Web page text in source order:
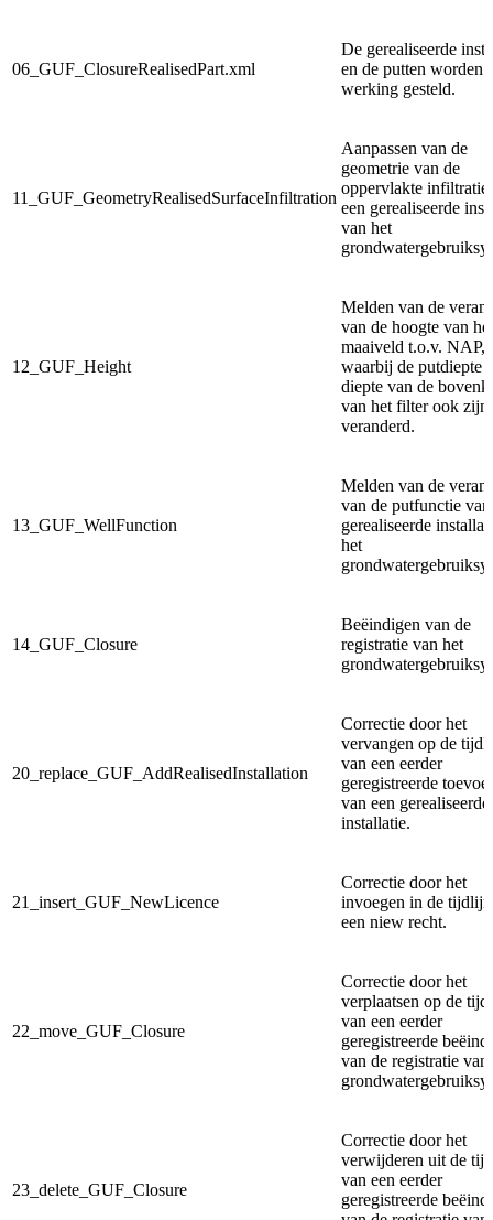
06_GUF_ClosureRealisedPart.xml
De gerealiseerde
en de putten worden
werking gesteld.
11_GUF_GeometryRealisedSurfaceInfiltration
Aanpassen van de
geometrie van de
oppervlakte infiltratie
een gerealiseerde
van het
12_GUF_Height
Melden van de
van de hoogte van het
maaiveld t.o.v. NAP,
waarbij de putdiepte
diepte van de
van het filter ook zijn
veranderd.
13_GUF_WellFunction
Melden van de
van de putfunctie van
gerealiseerde
het
14_GUF_Closure
Beëindigen van de
registratie van het
20_replace_GUF_AddRealisedInstallation
Correctie door het
vervangen op de
van een eerder
geregistreerde
van een gerealiseerde
installatie.
21_insert_GUF_NewLicence
Correctie door het
invoegen in de
een niew recht.
22_move_GUF_Closure
Correctie door het
verplaatsen op de
van een eerder
geregistreerde
van de registratie van
23_delete_GUF_Closure
Correctie door het
verwijderen uit de
van een eerder
geregistreerde